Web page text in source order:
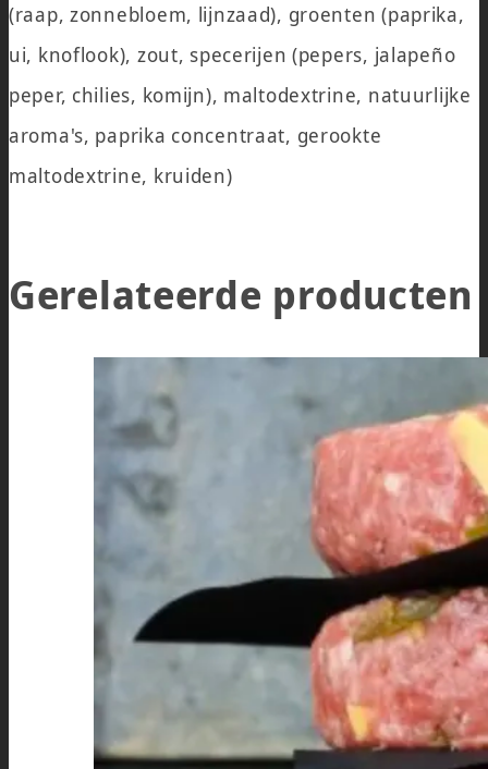
(raap, zonnebloem, lijnzaad), groenten (paprika,
ui, knoflook), zout, specerijen (pepers, jalapeño
peper, chilies, komijn), maltodextrine, natuurlijke
aroma's, paprika concentraat, gerookte
maltodextrine, kruiden)
Gerelateerde producten